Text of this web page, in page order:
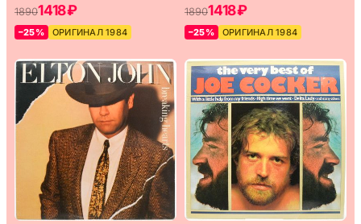
18901418 ₽
–25% ОРИГИНАЛ 1984
18901418 ₽
–25% ОРИГИНАЛ 1984